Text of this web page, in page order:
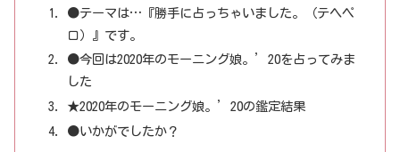
●テーマは…『勝手に占っちゃいました。（テヘペ
ロ）』です。
●今回は2020年のモーニング娘。’20を占ってみま
した
★2020年のモーニング娘。’20の鑑定結果
●いかがでしたか？